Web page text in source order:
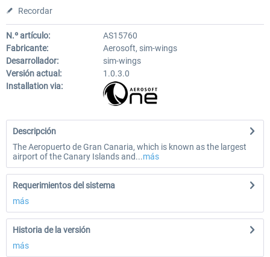
Recordar
N.º artículo:
AS15760
Fabricante:
Aerosoft, sim-wings
Desarrollador:
sim-wings
Versión actual:
1.0.3.0
Installation via:
Descripción
The Aeropuerto de Gran Canaria, which is known as the largest
airport of the Canary Islands and...más
Requerimientos del sistema
más
Historia de la versión
más